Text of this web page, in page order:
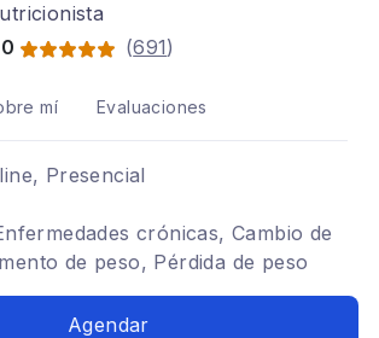
(691)
mí Evaluaciones
Presencial
crónicas, Cambio de
de peso, Pérdida de peso
Agendar